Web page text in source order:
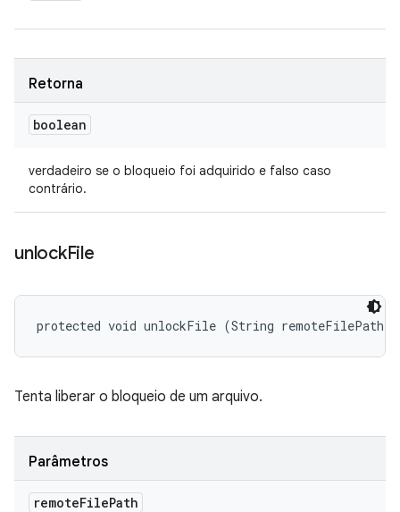
Retorna
boolean
verdadeiro se o bloqueio foi adquirido e falso caso
contrário.
unlockFile
protected void unlockFile (String remoteFilePath)
Tenta liberar o bloqueio de um arquivo.
Parâmetros
remoteFilePath